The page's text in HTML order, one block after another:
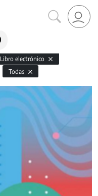
Libro electrónico
Todas